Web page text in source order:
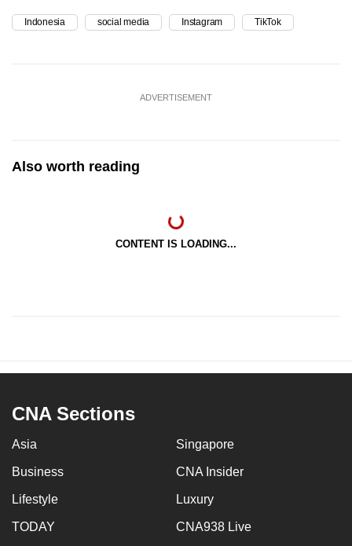
Indonesia social media Instagram TikTok
ADVERTISEMENT
Also worth reading
CONTENT IS LOADING...
CNA Sections
Asia Singapore
Business CNA Insider
Lifestyle Luxury
TODAY CNA938 Live